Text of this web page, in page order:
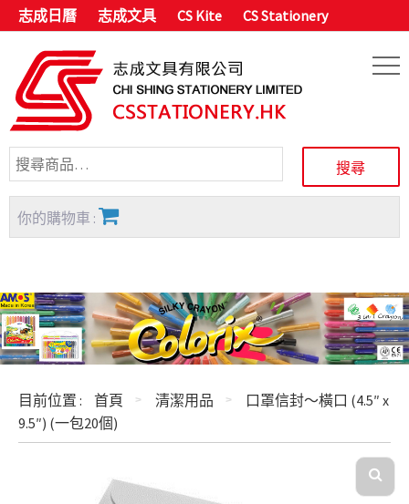
志成日曆 志成文具 CS Kite CS Stationery
你的購物車 :
目前位置 : 首頁 清潔用品
口罩信封～橫口 (4.5″ x
9.5″) (一包20個)